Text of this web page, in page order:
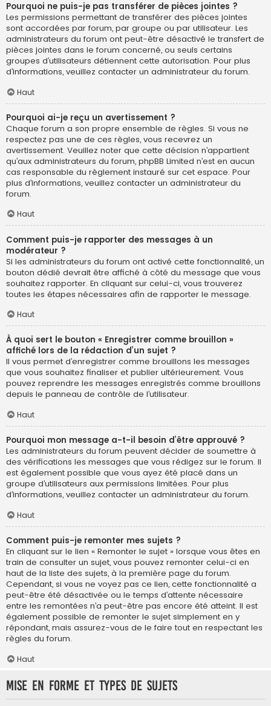
Pourquoi ne puis-je pas transférer de pièces jointes ?
Les permissions permettant de transférer des pièces jointes
sont accordées par forum, par groupe ou par utilisateur. Les
administrateurs du forum ont peut-être désactivé le transfert de
pièces jointes dans le forum concerné, ou seuls certains
groupes d’utilisateurs détiennent cette autorisation. Pour plus
d’informations, veuillez contacter un administrateur du forum.
Haut
Pourquoi ai-je reçu un avertissement ?
Chaque forum a son propre ensemble de règles. Si vous ne
respectez pas une de ces règles, vous recevrez un
avertissement. Veuillez noter que cette décision n’appartient
qu’aux administrateurs du forum, phpBB Limited n’est en aucun
cas responsable du règlement instauré sur cet espace. Pour
plus d’informations, veuillez contacter un administrateur du
forum.
Haut
Comment puis-je rapporter des messages à un
modérateur ?
Si les administrateurs du forum ont activé cette fonctionnalité, un
bouton dédié devrait être affiché à côté du message que vous
souhaitez rapporter. En cliquant sur celui-ci, vous trouverez
toutes les étapes nécessaires afin de rapporter le message.
Haut
À quoi sert le bouton « Enregistrer comme brouillon »
affiché lors de la rédaction d’un sujet ?
Il vous permet d’enregistrer comme brouillons les messages
que vous souhaitez finaliser et publier ultérieurement. Vous
pouvez reprendre les messages enregistrés comme brouillons
depuis le panneau de contrôle de l’utilisateur.
Haut
Pourquoi mon message a-t-il besoin d’être approuvé ?
Les administrateurs du forum peuvent décider de soumettre à
des vérifications les messages que vous rédigez sur le forum. Il
est également possible que vous ayez été placé dans un
groupe d’utilisateurs aux permissions limitées. Pour plus
d’informations, veuillez contacter un administrateur du forum.
Haut
Comment puis-je remonter mes sujets ?
En cliquant sur le lien « Remonter le sujet » lorsque vous êtes en
train de consulter un sujet, vous pouvez remonter celui-ci en
haut de la liste des sujets, à la première page du forum.
Cependant, si vous ne voyez pas ce lien, cette fonctionnalité a
peut-être été désactivée ou le temps d’attente nécessaire
entre les remontées n’a peut-être pas encore été atteint. Il est
également possible de remonter le sujet simplement en y
répondant, mais assurez-vous de le faire tout en respectant les
règles du forum.
Haut
Mise en forme et types de sujets